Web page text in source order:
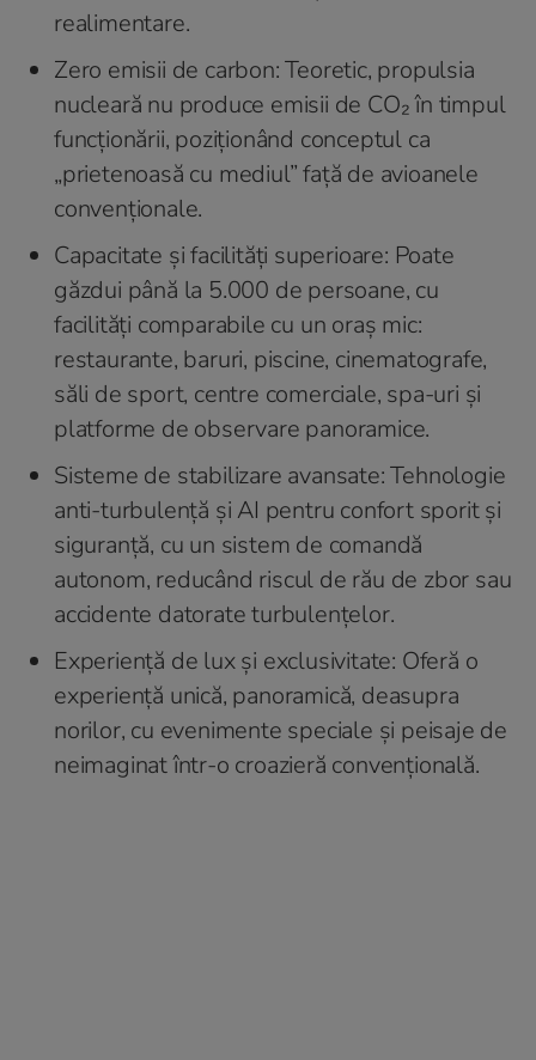
realimentare.
Zero emisii de carbon: Teoretic, propulsia
nucleară nu produce emisii de CO₂ în timpul
funcționării, poziționând conceptul ca
„prietenoasă cu mediul” față de avioanele
convenționale.
Capacitate și facilități superioare: Poate
găzdui până la 5.000 de persoane, cu
facilități comparabile cu un oraș mic:
restaurante, baruri, piscine, cinematografe,
săli de sport, centre comerciale, spa-uri și
platforme de observare panoramice.
Sisteme de stabilizare avansate: Tehnologie
anti-turbulență și AI pentru confort sporit și
siguranță, cu un sistem de comandă
autonom, reducând riscul de rău de zbor sau
accidente datorate turbulențelor.
Experiență de lux și exclusivitate: Oferă o
experiență unică, panoramică, deasupra
norilor, cu evenimente speciale și peisaje de
neimaginat într-o croazieră convențională.